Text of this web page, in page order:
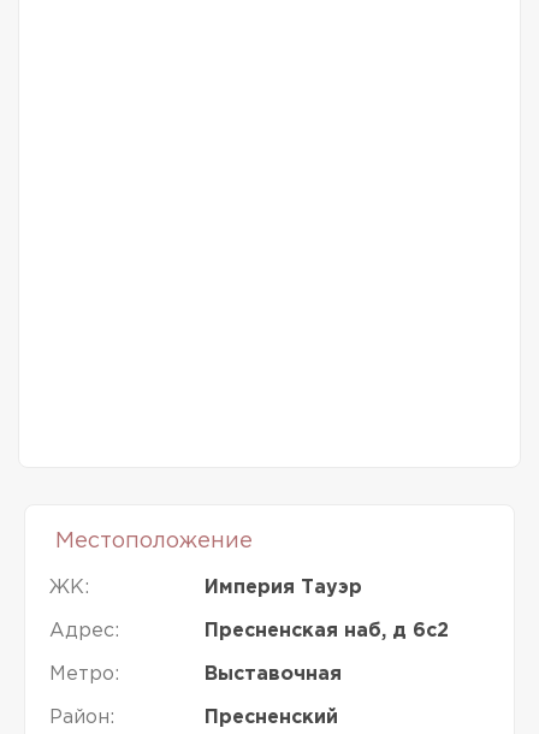
Местоположение
ЖК: Империя Тауэр
Адрес: Пресненская наб, д 6с2
Метро: Выставочная
Район: Пресненский